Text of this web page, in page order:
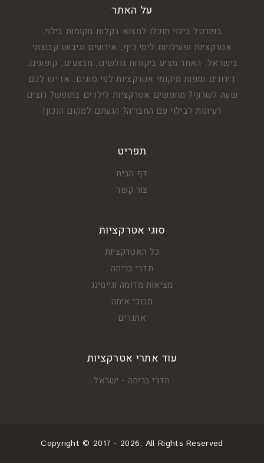
על האתר
בפורטל בילוי תוכלו למצוא בקלות מקומות בילוי,
אטרקציות ופעילויות לימי כיף, אירועים וגיבוש קבוצתי
בישראל. האתר מציע ביקורות גולשים, מבצעים, קופונים,
דירוגים ומפות מיקומי אטרקציות לפי סוגים. אז יש לכם
שעה לשרוף? מחפשים אטרקציות לילדים בחופש? רוצים
רעיונות לבילוי עם החבר'ה? הגעתם למקום הנכון!
תפריט
דף הבית
צור קשר
סוגי אטרקציות
כל האטרקציות
חדרי בריחה
מציאות מדומה וגיימינג
מבוכי אימה
אתגרים
עוד אתרי אטרקציות
חדרי בריחה - ישראל
Copyright © 2017 - 2026. All Rights Reserved